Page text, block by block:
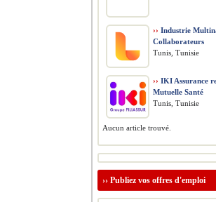
›› Industrie
Collaborateurs
Tunis, Tunisie
›› IKI Assurance
Mutuelle Santé
Tunis, Tunisie
Aucun article trouvé.
›› Publiez vos offres d'emploi